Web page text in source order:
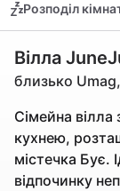
Розподіл
Вілла
близько Umag,
Сімейна вілла
кухнею,
містечка Бує.
відпочинку